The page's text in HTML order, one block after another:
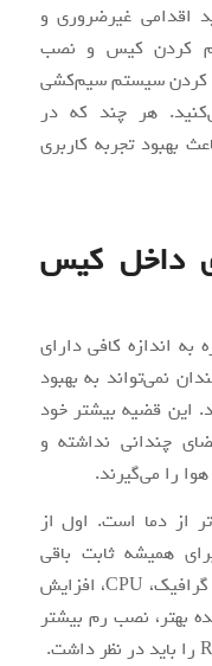
اقدامی غیرضروری و
کردن کیس و نصب
کردن سیستم سیم‌کشی
هر چند که در
بهبود تجربه کاربری
داخل کیس
به اندازه کافی دارای
نمی‌تواند به بهبود
این قضیه بیشتر خود
چندانی نداشته و
را می‌گیرند.
از دما است. اول از
همیشه ثابت باقی
نمی‌مانند. مواردی همچون تعویض کارت گرافیک، CPU، افزایش
بهتر، نصب رم بیشتر